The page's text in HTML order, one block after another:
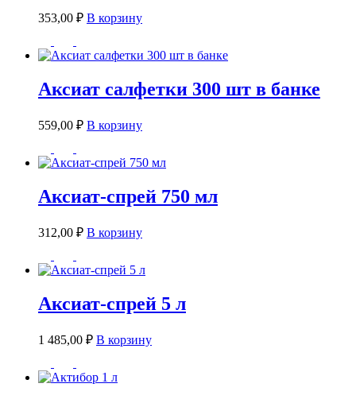
353,00 ₽ В корзину
Аксиат салфетки 300 шт в банке
559,00 ₽ В корзину
Аксиат-спрей 750 мл
312,00 ₽ В корзину
Аксиат-спрей 5 л
1 485,00 ₽ В корзину